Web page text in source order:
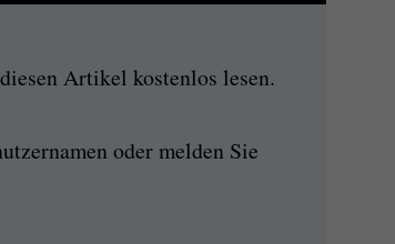
Artikel kostenlos lesen.
oder melden Sie